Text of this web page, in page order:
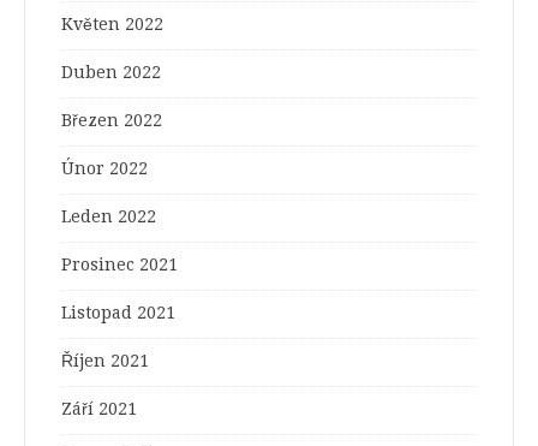
Květen 2022
Duben 2022
Březen 2022
Únor 2022
Leden 2022
Prosinec 2021
Listopad 2021
Říjen 2021
Září 2021